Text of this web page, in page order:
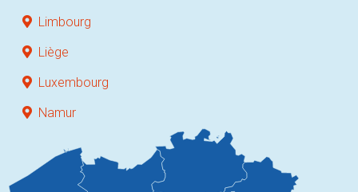
Limbourg
Liège
Luxembourg
Namur